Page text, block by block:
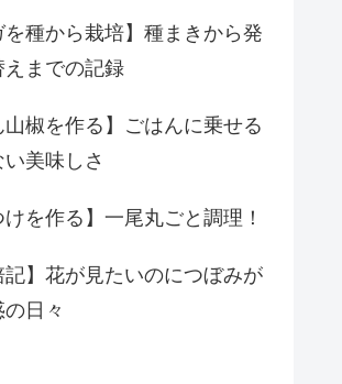
を種から栽培】種まきから発
までの記録
山椒を作る】ごはんに乗せる
美味しさ
けを作る】一尾丸ごと調理！
記】花が見たいのにつぼみが
日々